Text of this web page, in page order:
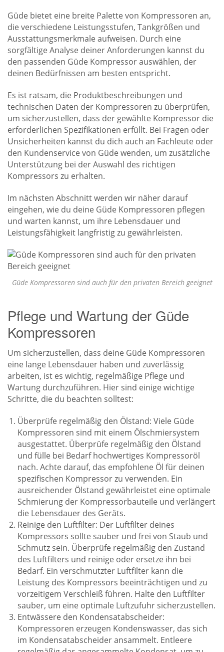
Güde bietet eine breite Palette von Kompressoren an,
die verschiedene Leistungsstufen, Tankgrößen und
Ausstattungsmerkmale aufweisen. Durch eine
sorgfältige Analyse deiner Anforderungen kannst du
den passenden Güde Kompressor auswählen, der
deinen Bedürfnissen am besten entspricht.
Es ist ratsam, die Produktbeschreibungen und
technischen Daten der Kompressoren zu überprüfen,
um sicherzustellen, dass der gewählte Kompressor die
erforderlichen Spezifikationen erfüllt. Bei Fragen oder
Unsicherheiten kannst du dich auch an Fachleute oder
den Kundenservice von Güde wenden, um zusätzliche
Unterstützung bei der Auswahl des richtigen
Kompressors zu erhalten.
Im nächsten Abschnitt werden wir näher darauf
eingehen, wie du deine Güde Kompressoren pflegen
und warten kannst, um ihre Lebensdauer und
Leistungsfähigkeit langfristig zu gewährleisten.
Güde Kompressoren sind auch für den privaten Bereich geeignet
Pflege und Wartung der Güde
Kompressoren
Um sicherzustellen, dass deine Güde Kompressoren
eine lange Lebensdauer haben und zuverlässig
arbeiten, ist es wichtig, regelmäßige Pflege und
Wartung durchzuführen. Hier sind einige wichtige
Schritte, die du beachten solltest:
Überprüfe regelmäßig den Ölstand: Viele Güde
Kompressoren sind mit einem Ölschmiersystem
ausgestattet. Überprüfe regelmäßig den Ölstand
und fülle bei Bedarf hochwertiges Kompressoröl
nach. Achte darauf, das empfohlene Öl für deinen
spezifischen Kompressor zu verwenden. Ein
ausreichender Ölstand gewährleistet eine optimale
Schmierung der Kompressorbauteile und verlängert
die Lebensdauer des Geräts.
Reinige den Luftfilter: Der Luftfilter deines
Kompressors sollte sauber und frei von Staub und
Schmutz sein. Überprüfe regelmäßig den Zustand
des Luftfilters und reinige oder ersetze ihn bei
Bedarf. Ein verschmutzter Luftfilter kann die
Leistung des Kompressors beeinträchtigen und zu
vorzeitigem Verschleiß führen. Halte den Luftfilter
sauber, um eine optimale Luftzufuhr sicherzustellen.
Entwässere den Kondensatabscheider:
Kompressoren erzeugen Kondenswasser, das sich
im Kondensatabscheider ansammelt. Entleere